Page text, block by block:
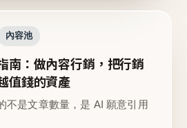
內容池
南：做內容行銷，把行銷
值錢的資產
不是文章數量，是 AI 願意引用